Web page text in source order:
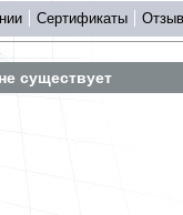
Сертификаты
существует